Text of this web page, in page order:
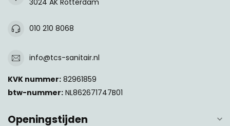
010 210 8068
info@tcs-sanitair.nl
KVK nummer: 82961859
btw-nummer: NL862671747B01
Openingstijden